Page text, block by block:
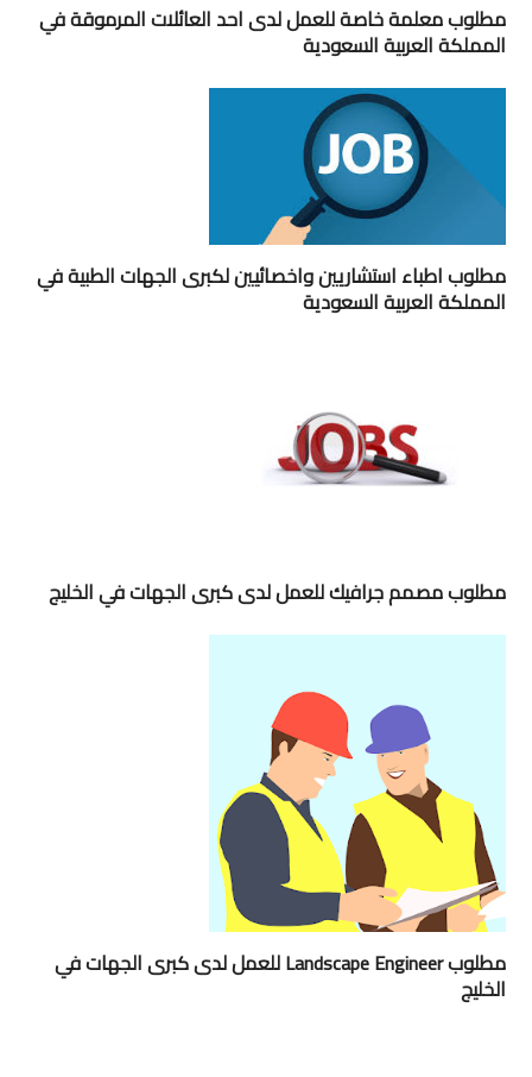
مطلوب معلمة خاصة للعمل لدى احد العائلات المرموقة في
المملكة العربية السعودية
مطلوب اطباء استشاريين واخصائيين لكبرى الجهات الطبية في
المملكة العربية السعودية
مطلوب مصمم جرافيك للعمل لدى كبرى الجهات في الخليج
مطلوب Landscape Engineer للعمل لدى كبرى الجهات في
الخليج